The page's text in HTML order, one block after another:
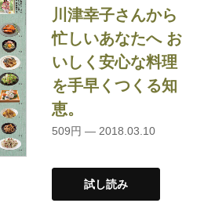
川津幸子さんから
忙しいあなたへ お
いしく安心な料理
を手早くつくる知
恵。
509円 — 2018.03.10
試し読み